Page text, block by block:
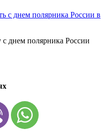
с днем полярника России в